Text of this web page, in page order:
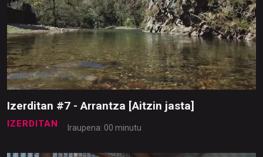
Izerditan #7 - Arrantza [Aitzin jasta]
IZERDITAN Iraupena: 00 minutu